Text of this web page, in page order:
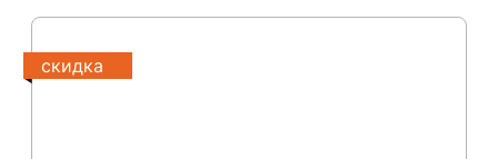
скидка